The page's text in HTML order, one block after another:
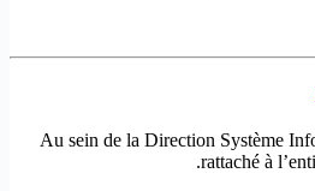
Au sein de la Direction Système
rattaché à